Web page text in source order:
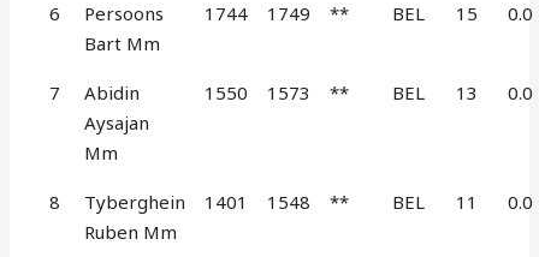
6
Persoons
Bart Mm
1744 1749 ** BEL 15 0.0
7
Abidin
Aysajan
Mm
1550 1573 ** BEL 13 0.0
8
Tyberghein
Ruben Mm
1401 1548 ** BEL 11 0.0